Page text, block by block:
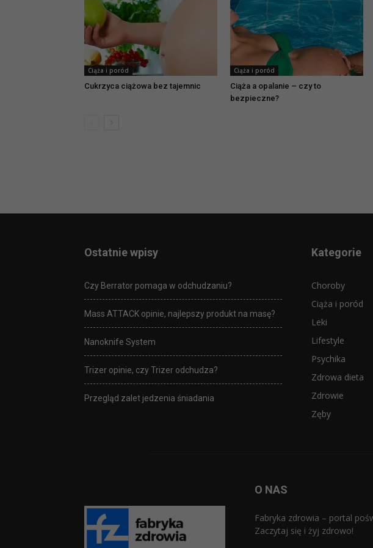
Ciąża i poród
Cukrzyca ciążowa bez tajemnic
Ciąża i poród
Ciąża a opalanie – czy to
bezpieczne?
Ostatnie wpisy
Czy Berrator pomaga w odchudzaniu?
Mass ATTACK opinie, najlepszy produkt na masę?
Nanoknife System
Trizer opinie, czy Trizer odchudza?
Przegląd zalet jedzenia śniadania
Kategorie
Choroby
Ciąża i poród
Leki
Lifestyle
Psychika
Zdrowa dieta
Zdrowie
Zęby
O NAS
Fabryka zdrowia – portal
Zaczytaj się i żyj zdrowo!